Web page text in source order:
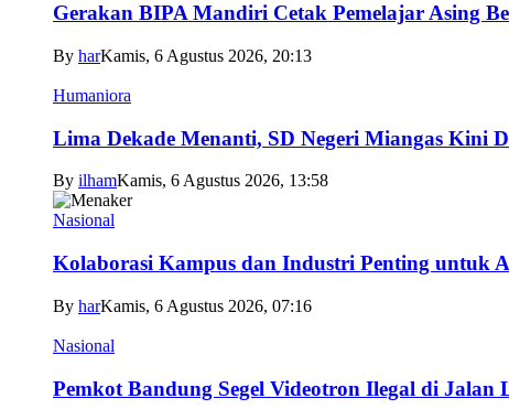
Gerakan BIPA Mandiri Cetak Pemelajar Asing
By harKamis, 6 Agustus 2026, 20:13
Humaniora
Lima Dekade Menanti, SD Negeri Miangas Kini
By ilhamKamis, 6 Agustus 2026, 13:58
Nasional
Kolaborasi Kampus dan Industri Penting untuk
By harKamis, 6 Agustus 2026, 07:16
Nasional
Pemkot Bandung Segel Videotron Ilegal di